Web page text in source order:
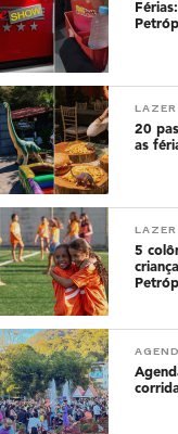
LAZER
20
as
LAZER
5